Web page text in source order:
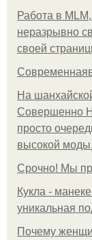
Работа в
неразрывно
своей
На
Совершенно
просто
высокой моды.
Срочно! Мы
Кукла -
уникальная
Почему